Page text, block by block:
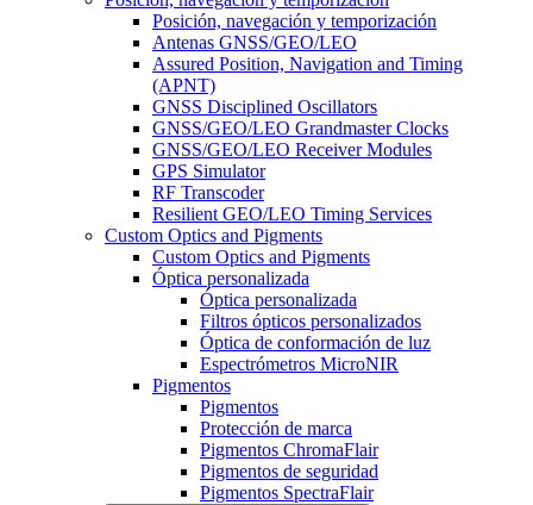
Posición, navegación y temporización
Antenas GNSS/GEO/LEO
Assured Position, Navigation and Timing
(APNT)
GNSS Disciplined Oscillators
GNSS/GEO/LEO Grandmaster Clocks
GNSS/GEO/LEO Receiver Modules
GPS Simulator
RF Transcoder
Resilient GEO/LEO Timing Services
Custom Optics and Pigments
Custom Optics and Pigments
Óptica personalizada
Óptica personalizada
Filtros ópticos personalizados
Óptica de conformación de luz
Espectrómetros MicroNIR
Pigmentos
Pigmentos
Protección de marca
Pigmentos ChromaFlair
Pigmentos de seguridad
Pigmentos SpectraFlair